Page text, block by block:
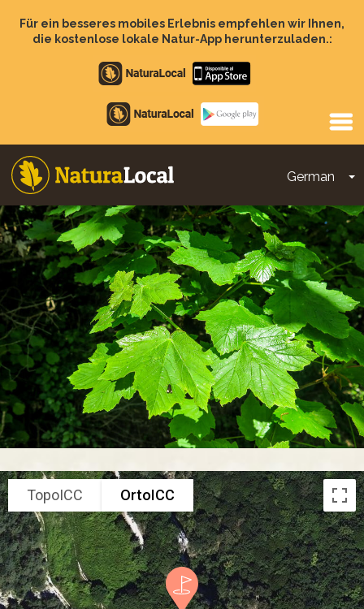
zumFür ein besseres mobiles Erlebnis empfehlen wir Ihnen,
die kostenlose lokale Natur-App herunterzuladen.:
Apple
store
Google
Play
German
Main
navigation
TopoICC OrtoICC